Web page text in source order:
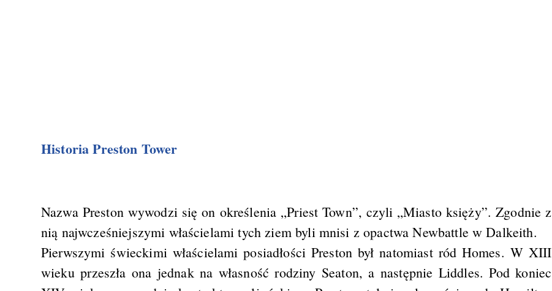
Historia Preston Tower
Nazwa Preston wywodzi się on określenia „Priest Town”, czyli „Miasto księży”. Zgodnie z
nią najwcześniejszymi właścielami tych ziem byli mnisi z opactwa Newbattle w Dalkeith.
Pierwszymi świeckimi właścielami posiadłości Preston był natomiast ród Homes. W XIII
wieku przeszła ona jednak na własność rodziny Seaton, a następnie Liddles. Pod koniec